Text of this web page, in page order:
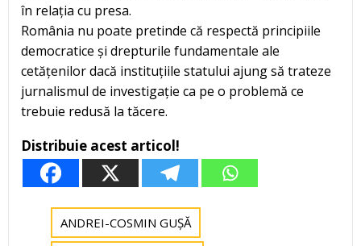
în relația cu presa.
România nu poate pretinde că respectă principiile
democratice și drepturile fundamentale ale
cetățenilor dacă instituțiile statului ajung să trateze
jurnalismul de investigație ca pe o problemă ce
trebuie redusă la tăcere.
Distribuie acest articol!
ANDREI-COSMIN GUȘĂ